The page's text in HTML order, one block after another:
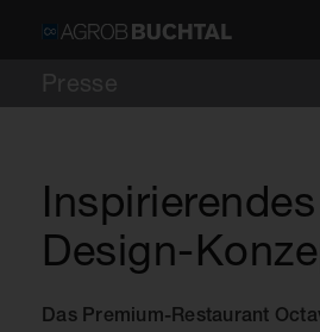
Presse
Design-
Das Premium-Restaurant